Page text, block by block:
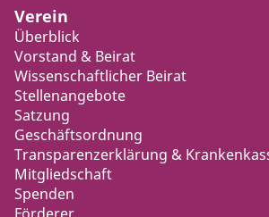
Verein
Überblick
Vorstand & Beirat
Wissenschaftlicher Beirat
Stellenangebote
Satzung
Geschäftsordnung
Transparenzerklärung &
Mitgliedschaft
Spenden